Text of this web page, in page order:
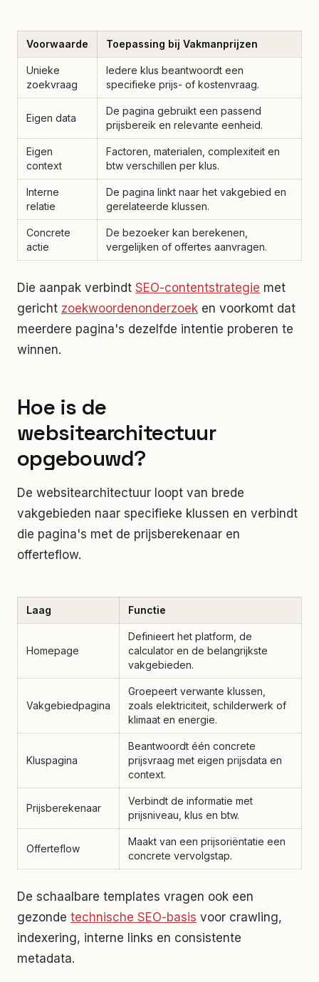
Voorwaarde Toepassing bij Vakmanprijzen
Unieke
zoekvraag
Iedere klus beantwoordt een
specifieke prijs- of kostenvraag.
Eigen data
De pagina gebruikt een passend
prijsbereik en relevante eenheid.
Eigen
context
Factoren, materialen, complexiteit en
btw verschillen per klus.
Interne
relatie
De pagina linkt naar het vakgebied en
gerelateerde klussen.
Concrete
actie
De bezoeker kan berekenen,
vergelijken of offertes aanvragen.
Die aanpak verbindt SEO-contentstrategie met
gericht zoekwoordenonderzoek en voorkomt dat
meerdere pagina's dezelfde intentie proberen te
winnen.
Hoe is de
websitearchitectuur
opgebouwd?
De websitearchitectuur loopt van brede
vakgebieden naar specifieke klussen en verbindt
die pagina's met de prijsberekenaar en
offerteflow.
Laag Functie
Homepage
Definieert het platform, de
calculator en de belangrijkste
vakgebieden.
Vakgebiedpagina
Groepeert verwante klussen,
zoals elektriciteit, schilderwerk of
klimaat en energie.
Kluspagina
Beantwoordt één concrete
prijsvraag met eigen prijsdata en
context.
Prijsberekenaar
Verbindt de informatie met
prijsniveau, klus en btw.
Offerteflow
Maakt van een prijsoriëntatie een
concrete vervolgstap.
De schaalbare templates vragen ook een
gezonde technische SEO-basis voor crawling,
indexering, interne links en consistente
metadata.